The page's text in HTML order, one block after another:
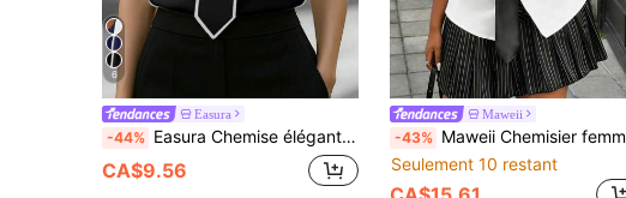
6
Easura
-44% Easura Chemise élégante de navettage sans manches à col cravate contrastée noir et blanc pour femmes grande taille, printemps/été
CA$9.56
Maweii
-43% Maweii Chemisier femme grande taille printemps/été, rayures noires, patchwork blanc, contraste de couleurs, col chemise, manches courtes bouffantes, style rétro universitaire, pour soirée de remise des diplômes, rendez-vous sexy, tenue urbaine à la mode et décontractée
Seulement 10 restant